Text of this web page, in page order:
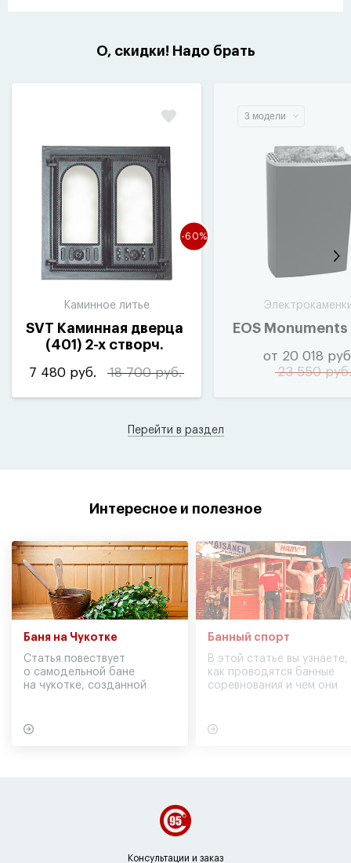
О, скидки! Надо брать
-60%
Каминное литье
SVT Каминная дверца
(401) 2-х створч.
7 480 руб. 18 700 руб.
3 модели
EOS Monuments
от 20 018
23 550 руб.
Перейти в раздел
Интересное и полезное
Баня на Чукотке
Статья повествует
о самодельной бане
на чукотке, созданной
Банный спорт
В этой статье вы узнаете,
как проводятся банные
соревнования и чем они
Консультации и заказ